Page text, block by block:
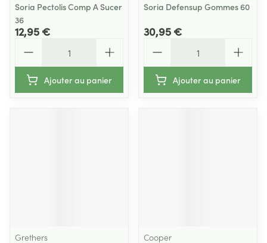
Soria Pectolis Comp A Sucer
36
12,95 €
Ajouter au panier
Soria Defensup Gommes 60
30,95 €
Ajouter au panier
Grethers
Cooper